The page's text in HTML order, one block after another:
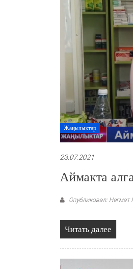
Жаңылыктар
23.07.2021
Аймакта
Опубликовал: Негмат
Читать далее